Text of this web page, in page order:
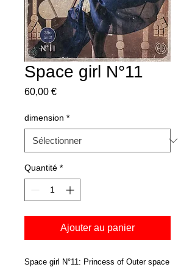
Space girl N°11
60,00 €Prix
dimension *
Quantité *
Ajouter au panier
Space girl N°11: Princess of Outer space